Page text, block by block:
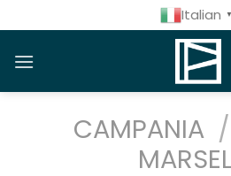
ai
contenuti
Italian ▼
CAMPANIA /